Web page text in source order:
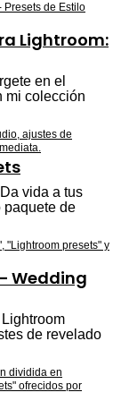
Lightroom:
en el
mi colección
vida a tus
paquete de
Wedding
de revelado